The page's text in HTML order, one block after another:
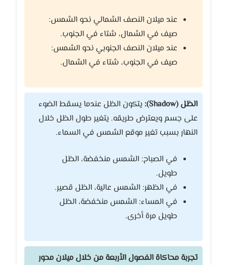
عند ميلان النصف الشمالي نحو الشمس:
صيف في الشمال، شتاء في الجنوب.
عند ميلان النصف الجنوبي نحو الشمس:
صيف في الجنوب، شتاء في الشمال.
الظل (Shadow):
يتكون الظل عندما يسقط الضوء
على جسم ويعترض طريقه. يتغير طول الظل خلال
النهار بسبب تغير موقع الشمس في السماء.
في الصباح: الشمس منخفضة، الظل
طويل.
في الظهر: الشمس عالية، الظل قصير.
في المساء: الشمس منخفضة، الظل
طويل مرة أخرى.
تجربة محاكاة الفصول الأربعة من خلال ميلان محور